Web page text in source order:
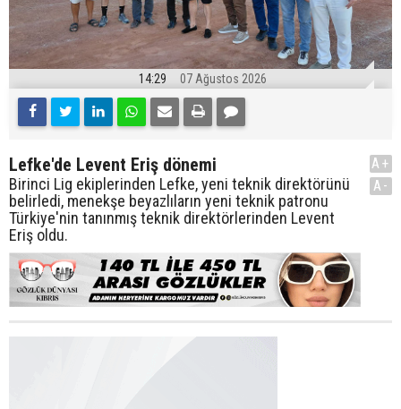
14:29 07 Ağustos 2026
Lefke'de Levent Eriş dönemi
Birinci Lig ekiplerinden Lefke, yeni teknik direktörünü
belirledi, menekşe beyazlıların yeni teknik patronu
Türkiye'nin tanınmış teknik direktörlerinden Levent
Eriş oldu.
A+
A-